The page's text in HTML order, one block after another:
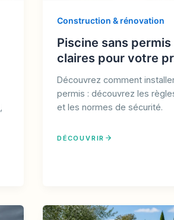
Construction & rénovation
Piscine sans
claires pour votre
Découvrez comment
permis : découvrez les
et les normes de sécurité.
DÉCOUVRIR